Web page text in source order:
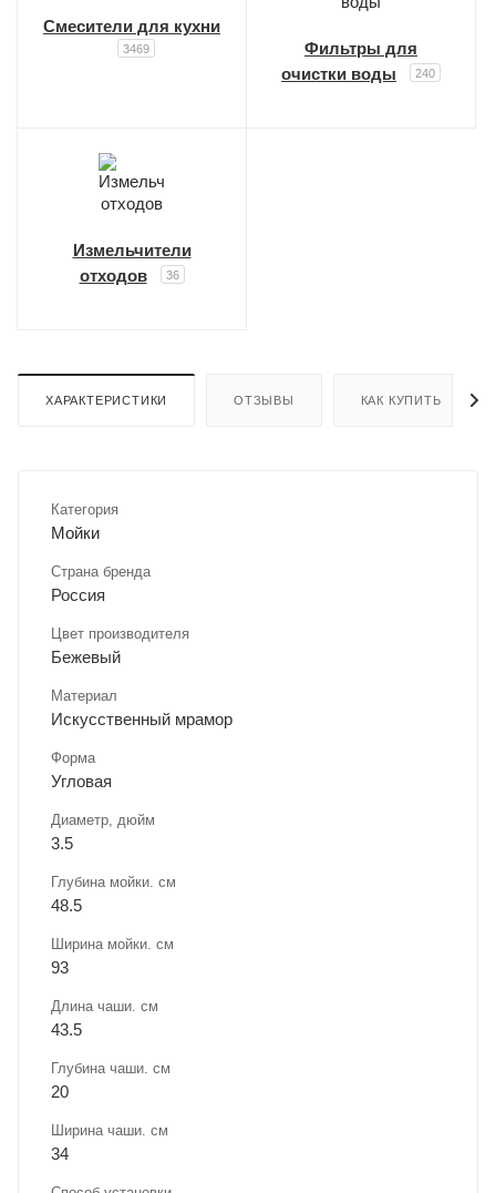
Смесители для кухни
3469
Фильтры для
очистки воды
240
Измельчители
отходов
36
ХАРАКТЕРИСТИКИ ОТЗЫВЫ КАК КУПИТЬ
Категория
Мойки
Страна бренда
Россия
Цвет производителя
Бежевый
Материал
Искусственный мрамор
Форма
Угловая
Диаметр, дюйм
3.5
Глубина мойки. см
48.5
Ширина мойки. см
93
Длина чаши. см
43.5
Глубина чаши. см
20
Ширина чаши. см
34